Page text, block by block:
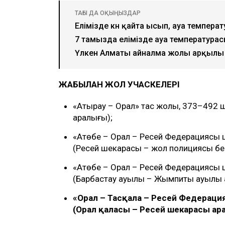
ТАҒЫ ДА ОҚЫҢЫЗДАР
Елімізде күн қайта ысып, ауа
7 тамызда елімізде ауа
Үлкен Алматы айналма жолы арқылы
ЖАБЫЛҒАН ЖОЛ УЧАСКЕЛЕРІ
«Атырау – Орал» тас жолы, 373–492
аралығы);
«Ақтөбе – Орал – Ресей
(Ресей шекарасы – жол полициясы
«Ақтөбе – Орал – Ресей
(Барбастау ауылы – Жымпиты ауылы
«Орал – Тасқала – Ресей
(Орал қаласы – Ресей шекарасы